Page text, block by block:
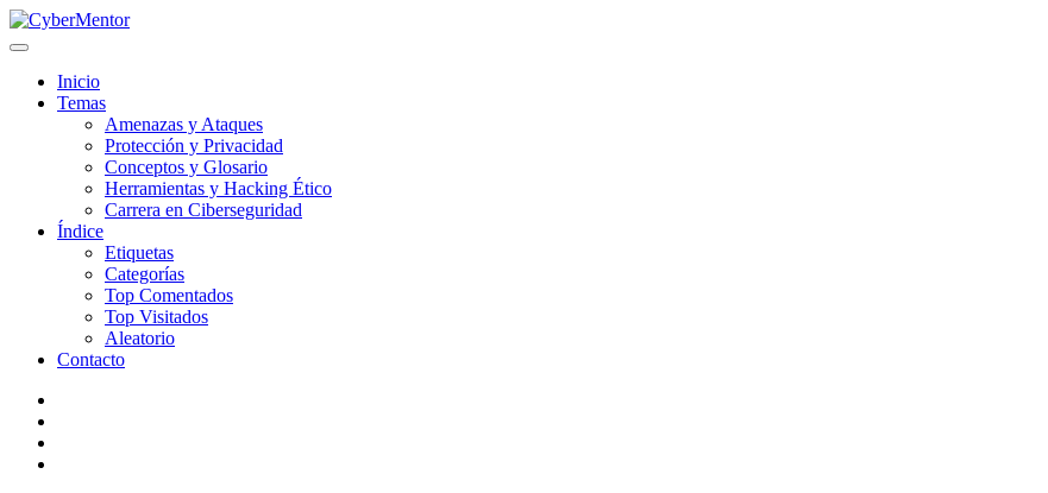
Inicio
Temas
Amenazas y Ataques
Protección y Privacidad
Conceptos y Glosario
Herramientas y Hacking Ético
Carrera en Ciberseguridad
Índice
Etiquetas
Categorías
Top Comentados
Top Visitados
Aleatorio
Contacto